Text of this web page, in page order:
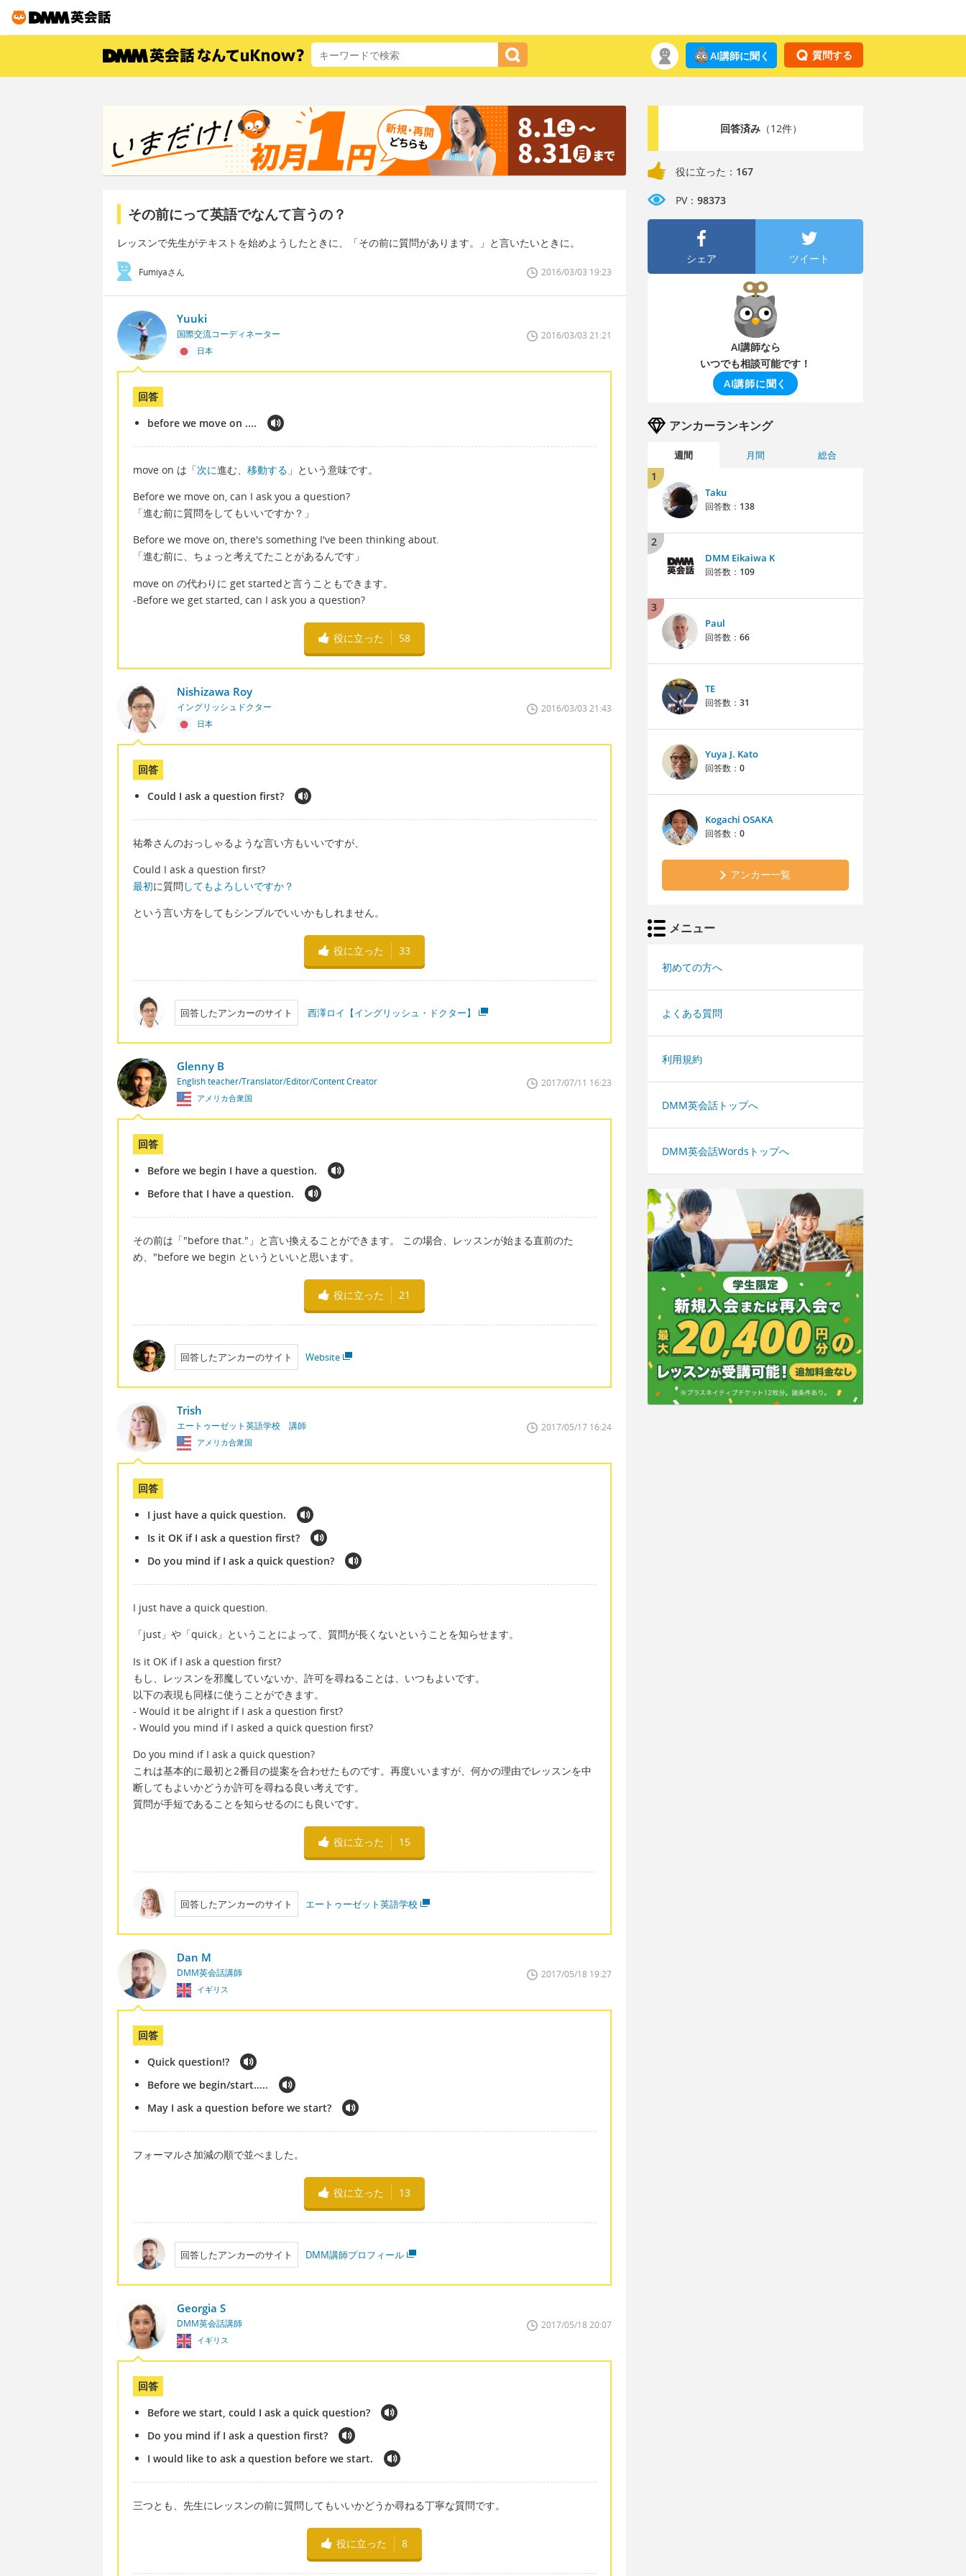
質問する
AI講師に聞く
その前にって英語でなんて言うの？
レッスンで先生がテキストを始めようしたときに、「その前に質問があります。」と言いたいときに。
Fumiyaさん 2016/03/03 19:23
Yuuki
国際交流コーディネーター
日本
2016/03/03 21:21
回答
before we move on ....
move on は「次に進む、 移動する 」という意味です。
Before we move on, can I ask you a question?
「進む前に質問をしてもいいですか？」
Before we move on, there's something I've been thinking about.
「進む前に、ちょっと考えてたことがあるんです」
move on の代わりに get startedと言うこともできます。
-Before we get started, can I ask you a question?
役に立った 58
Nishizawa Roy
イングリッシュドクター
日本
2016/03/03 21:43
回答
Could I ask a question first?
祐希さんのおっしゃるような言い方もいいですが、
Could I ask a question first?
最初に質問 してもよろしいですか？
という言い方をしてもシンプルでいいかもしれません。
役に立った 33
回答したアンカーのサイト 西澤ロイ【イングリッシュ・ドクター】
Glenny B
English teacher/Translator/Editor/Content Creator
アメリカ合衆国
2017/07/11 16:23
回答
Before we begin I have a question.
Before that I have a question.
その前は「"before that."」と言い換えることができます。 この場合、レッスンが始まる直前のた
め、"before we begin というといいと思います。
役に立った 21
回答したアンカーのサイト Website
Trish
エートゥーゼット英語学校 講師
アメリカ合衆国
2017/05/17 16:24
回答
I just have a quick question.
Is it OK if I ask a question first?
Do you mind if I ask a quick question?
I just have a quick question.
「just」や「quick」ということによって、質問が長くないということを知らせます。
Is it OK if I ask a question first?
もし、レッスンを邪魔していないか、許可を尋ねることは、いつもよいです。
以下の表現も同様に使うことができます。
- Would it be alright if I ask a question first?
- Would you mind if I asked a quick question first?
Do you mind if I ask a quick question?
これは基本的に最初と2番目の提案を合わせたものです。再度いいますが、何かの理由でレッスンを中
断してもよいかどうか許可を尋ねる良い考えです。
質問が手短であることを知らせるのにも良いです。
役に立った 15
回答したアンカーのサイト エートゥーゼット英語学校
Dan M
DMM英会話講師
イギリス
2017/05/18 19:27
回答
Quick question!?
Before we begin/start.....
May I ask a question before we start?
フォーマルさ加減の順で並べました。
役に立った 13
回答したアンカーのサイト DMM講師プロフィール
Georgia S
DMM英会話講師
イギリス
2017/05/18 20:07
回答
Before we start, could I ask a quick question?
Do you mind if I ask a question first?
I would like to ask a question before we start.
三つとも、先生にレッスンの前に質問してもいいかどうか尋ねる丁寧な質問です。
役に立った 8
回答済み（12件）
役に立った： 167
PV： 98373
シェア ツイート
AI講師なら
いつでも相談可能です！
AI講師に聞く
アンカーランキング
週間 月間 総合
1
Taku
回答数： 138
2
DMM Eikaiwa K
回答数： 109
3
Paul
回答数： 66
TE
回答数： 31
Yuya J. Kato
回答数： 0
Kogachi OSAKA
回答数： 0
アンカー一覧
メニュー
初めての方へ
よくある質問
利用規約
DMM英会話トップへ
DMM英会話Wordsトップへ